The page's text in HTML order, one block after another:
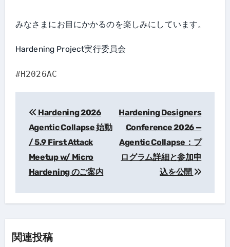
みなさまにお目にかかるのを楽しみにしています。
Hardening Project実行委員会
#H2026AC
投
稿
ナ
ビ
ン
Hardening 2026
Agentic Collapse 始動
/ 5.9 First Attack
Meetup w/ Micro
Hardening のご案内
Hardening Designers
Conference 2026 —
Agentic Collapse：プ
ログラム詳細と参加申
込を公開
関連投稿